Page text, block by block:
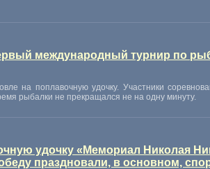
международный турнир по
на поплавочную удочку. Участники
рыбалки не прекращался не на одну минуту.
удочку «Мемориал Николая
праздновали, в основном,